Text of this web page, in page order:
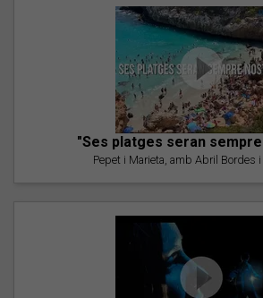
"Ses platges seran
Pepet i Marieta, amb Abril Bordes